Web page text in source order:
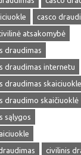
casco
atsakomybė
draudimas
draudimas internetu
draudimas skaiciuokle
draudimo skaičiuoklė
sąlygos
civilinis